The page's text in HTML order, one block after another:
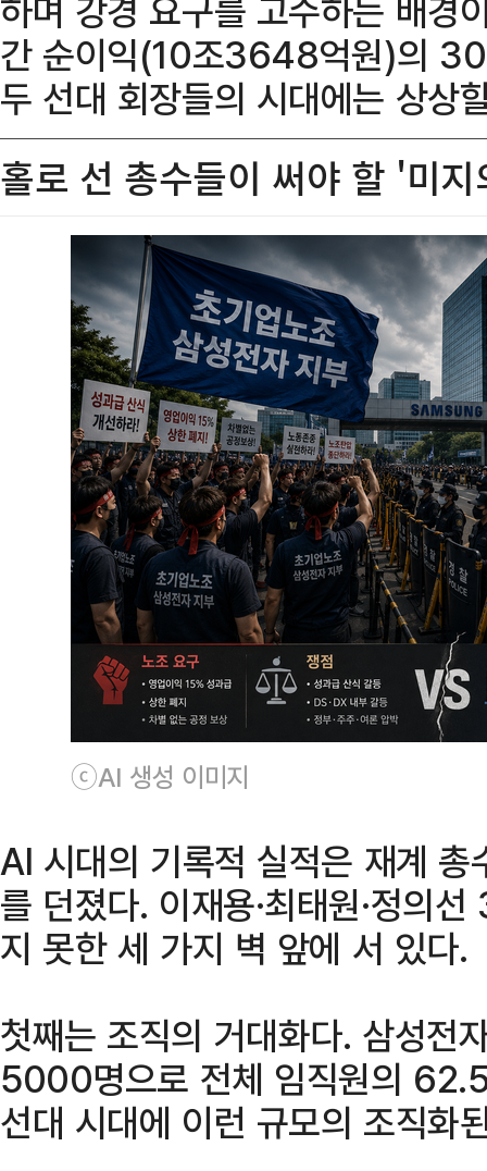
하며 강경 요구를 고수하는 배경
간 순이익(10조3648억원)의
두 선대 회장들의 시대에는 상상
홀로 선 총수들이 써야 할 '미
ⓒAI 생성 이미지
AI 시대의 기록적 실적은 재계
를 던졌다. 이재용·최태원·정의
지 못한 세 가지 벽 앞에 서 있다.
첫째는 조직의 거대화다. 삼성전
5000명으로 전체 임직원의
선대 시대에 이런 규모의 조직화